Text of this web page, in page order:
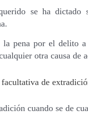
se ha
pena por el delito
otra causa de
de
cuando se de